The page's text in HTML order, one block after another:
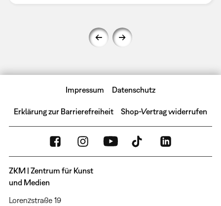
Impressum Datenschutz
Erklärung zur Barrierefreiheit Shop-Vertrag widerrufen
ZKM | Zentrum für Kunst
und Medien
Lorenzstraße 19